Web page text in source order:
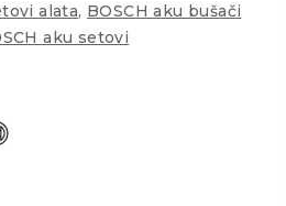
alata, BOSCH aku bušači
aku setovi